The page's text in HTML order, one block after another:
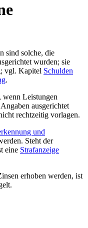
sind solche, die
wurden; sie
vgl. Kapitel Schulden
.
wenn Leistungen
ausgerichtet
rechtzeitig vorlagen.
und
Steht der
eine Strafanzeige
erhoben werden, ist